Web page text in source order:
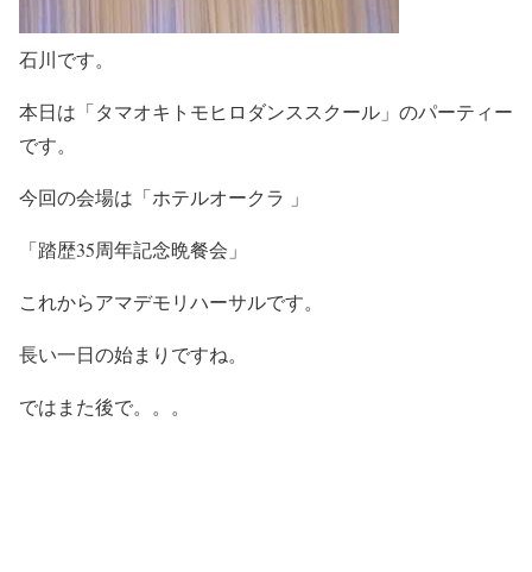
石川です。
本日は「タマオキトモヒロダンススクール」のパーティー
です。
今回の会場は「ホテルオークラ 」
「踏歴35周年記念晩餐会」
これからアマデモリハーサルです。
長い一日の始まりですね。
ではまた後で。。。